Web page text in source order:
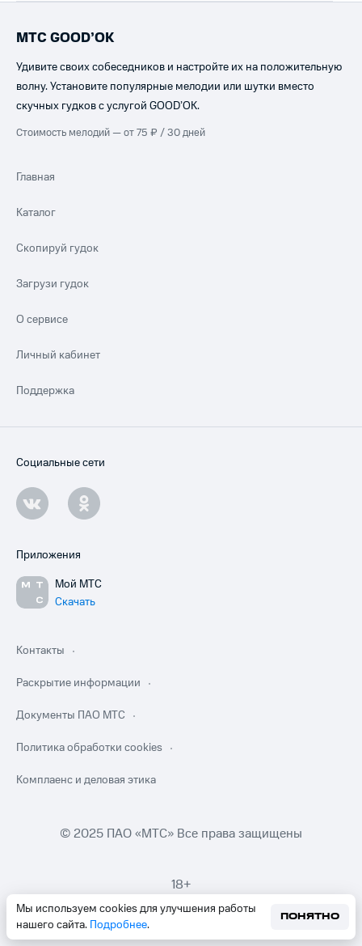
Мы используем cookies для улучшения работы
нашего сайта. Подробнее.
ПОНЯТНО
МТС GOOD’OK
Удивите своих собеседников и настройте их на положительную
волну. Установите популярные мелодии или шутки вместо
скучных гудков с услугой GOOD’OK.
Стоимость мелодий — от 75 ₽ / 30 дней
Главная
Каталог
Скопируй гудок
Загрузи гудок
О сервисе
Личный кабинет
Поддержка
Социальные сети
Приложения
Мой МТС
Скачать
Контакты
Раскрытие информации
Документы ПАО МТС
Политика обработки cookies
Комплаенс и деловая этика
© 2025 ПАО «МТС» Все права защищены
18+